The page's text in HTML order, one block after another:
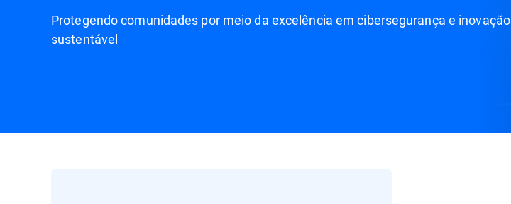
Protegendo comunidades por meio da excelência em cibersegurança e inovação
sustentável